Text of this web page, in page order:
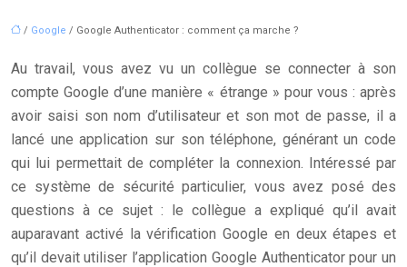
/ Google / Google Authenticator : comment ça marche ?
Au travail, vous avez vu un collègue se connecter à son
compte Google d’une manière « étrange » pour vous : après
avoir saisi son nom d’utilisateur et son mot de passe, il a
lancé une application sur son téléphone, générant un code
qui lui permettait de compléter la connexion. Intéressé par
ce système de sécurité particulier, vous avez posé des
questions à ce sujet : le collègue a expliqué qu’il avait
auparavant activé la vérification Google en deux étapes et
qu’il devait utiliser l’application Google Authenticator pour un